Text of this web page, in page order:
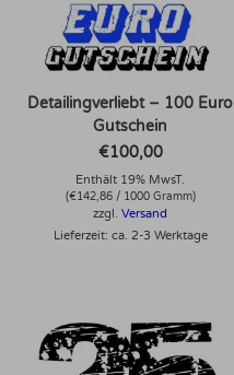
Detailingverliebt – 100 Euro
Gutschein
€100,00
Enthält 19% MwsT.
(€142,86/ 1000 Gramm)
zzgl.Versand
Lieferzeit: ca. 2-3 Werktage